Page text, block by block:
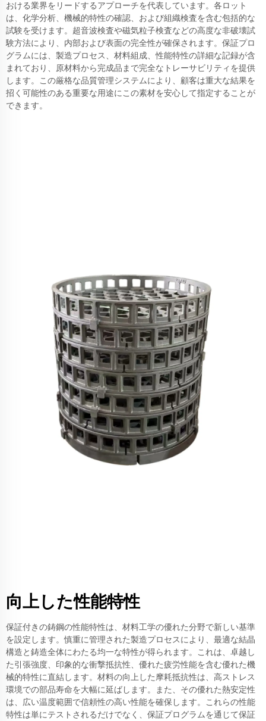
おける業界をリードするアプローチを代表しています。各ロット
は、化学分析、機械的特性の確認、および組織検査を含む包括的な
試験を受けます。超音波検査や磁気粒子検査などの高度な非破壊試
験方法により、内部および表面の完全性が確保されます。保証プロ
グラムには、製造プロセス、材料組成、性能特性の詳細な記録が含
まれており、原材料から完成品まで完全なトレーサビリティを提供
します。この厳格な品質管理システムにより、顧客は重大な結果を
招く可能性のある重要な用途にこの素材を安心して指定することが
できます。
向上した性能特性
保証付きの鋳鋼の性能特性は、材料工学の優れた分野で新しい基準
を設定します。慎重に管理された製造プロセスにより、最適な結晶
構造と鋳造全体にわたる均一な特性が得られます。これは、卓越し
た引張強度、印象的な衝撃抵抗性、優れた疲労性能を含む優れた機
械的特性に直結します。材料の向上した摩耗抵抗性は、高ストレス
環境での部品寿命を大幅に延ばします。また、その優れた熱安定性
は、広い温度範囲で信頼性の高い性能を確保します。これらの性能
特性は単にテストされるだけでなく、保証プログラムを通じて保証